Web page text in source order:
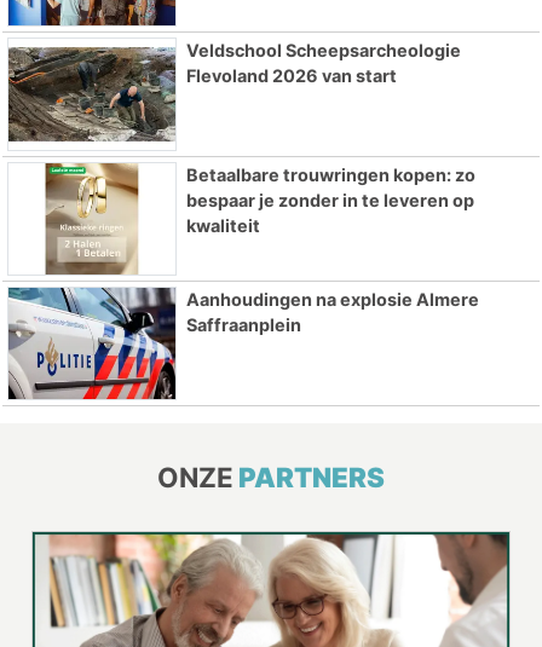
Veldschool Scheepsarcheologie
Flevoland 2026 van start
Betaalbare trouwringen kopen: zo
bespaar je zonder in te leveren op
kwaliteit
Aanhoudingen na explosie Almere
Saffraanplein
ONZE PARTNERS